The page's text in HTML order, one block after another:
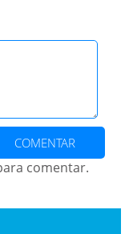
COMENTAR
comentar.